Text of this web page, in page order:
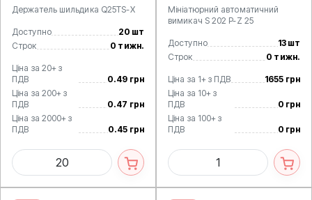
Держатель шильдика Q25TS-X
Доступно
20 шт
Строк
0 тижн.
Ціна за 20+ з
ПДВ
0.49 грн
Ціна за 200+ з
ПДВ
0.47 грн
Ціна за 2000+ з
ПДВ
0.45 грн
Мініатюрний автоматичний
вимикач S 202 P-Z 25
Доступно
13 шт
Строк
0 тижн.
Ціна за 1+ з ПДВ
1655 грн
Ціна за 10+ з
ПДВ
0 грн
Ціна за 100+ з
ПДВ
0 грн